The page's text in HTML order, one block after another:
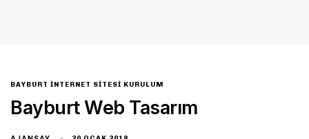
BAYBURT İNTERNET SITESI KURULUM
Bayburt Web Tasarım